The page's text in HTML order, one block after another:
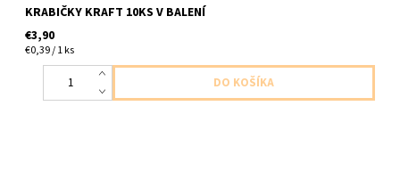
KRABIČKY KRAFT 10KS V BALENÍ
€3,90
€0,39 / 1 ks